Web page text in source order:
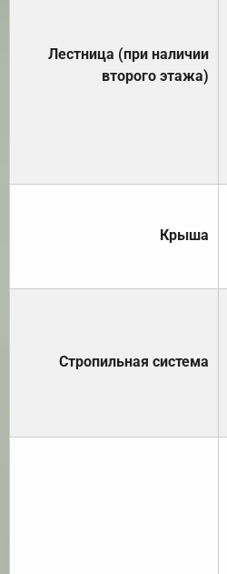
Лестница (при наличии
второго этажа)
Крыша
Стропильная система